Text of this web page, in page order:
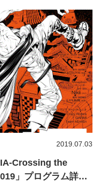
Crossing the
」プログラム詳細
2019.07.03